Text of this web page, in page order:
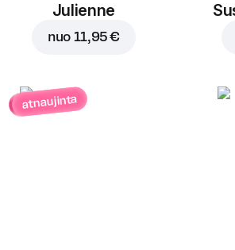
Julienne
nuo 11,95 €
atnaujinta